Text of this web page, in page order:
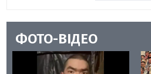
ФОТО-ВІДЕО